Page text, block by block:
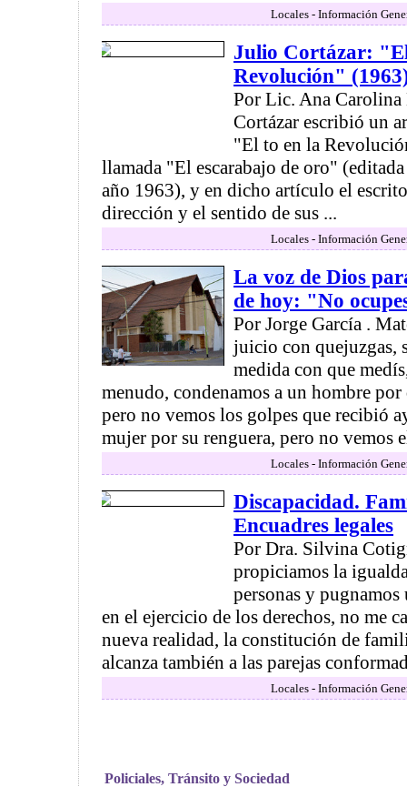
Locales - Información
Julio Cortázar:
Revolución"
Por Lic. Ana Carolina
Cortázar escribió un
"El to en la
llamada "El escarabajo de oro"
año 1963), y en dicho artículo el
dirección y el sentido de sus ...
Locales - Información
La voz de Dios
de hoy: "No
Por Jorge García .
juicio con quejuzgas,
medida con que
menudo, condenamos a un hombre
pero no vemos los golpes que recibió
mujer por su renguera, pero no vemos
Locales - Información
Discapacidad.
Encuadres legales
Por Dra. Silvina
propiciamos la
personas y
en el ejercicio de los derechos, no me
nueva realidad, la constitución de
alcanza también a las parejas
Locales - Información
Policiales, Tránsito y Sociedad